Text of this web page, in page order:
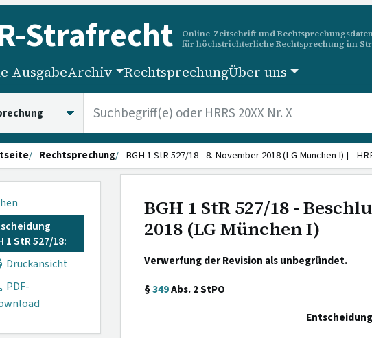
-Strafrecht
Online-Zeitschrift und
für höchstrichterliche Rechtsprechung im
AusgabeArchiv RechtsprechungÜber uns
Rechtsprechung BGH 1 StR 527/18 - 8. November 2018 (LG München I) [=
1 StR 527/18:
Druckansicht
PDF-
BGH 1 StR 527/18 -
2018 (LG München I)
Verwerfung der Revision als unbegründet.
§349Abs. 2 StPO